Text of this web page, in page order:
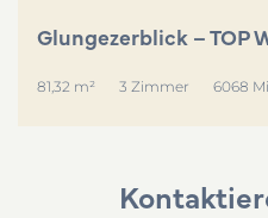
Glungezerblick – TOP
81,32 m² 3 Zimmer 6068